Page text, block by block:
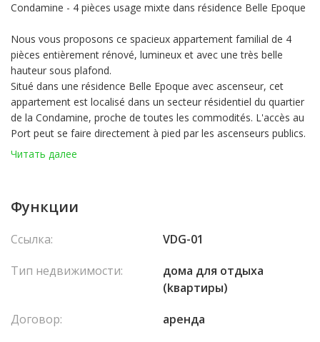
Condamine - 4 pièces usage mixte dans résidence Belle Epoque
Nous vous proposons ce spacieux appartement familial de 4
pièces entièrement rénové, lumineux et avec une très belle
hauteur sous plafond.
Situé dans une résidence Belle Epoque avec ascenseur, cet
appartement est localisé dans un secteur résidentiel du quartier
de la Condamine, proche de toutes les commodités. L'accès au
Port peut se faire directement à pied par les ascenseurs publics.
Ce bel appartement de 120 m² se compose d'un hall d'entrée et
un couloir dessert une cuisine américaine entièrement équipée
douche avec double vasques en marbre. Une pièce
salle de bain en marbre, un coin cuisine et une entrée
et d'un espace de rangement.
Читать далее
Функции
Ссылка:
VDG-01
Тип недвижимости:
домa для отдыха
(kвартиры)
Договор:
аренда